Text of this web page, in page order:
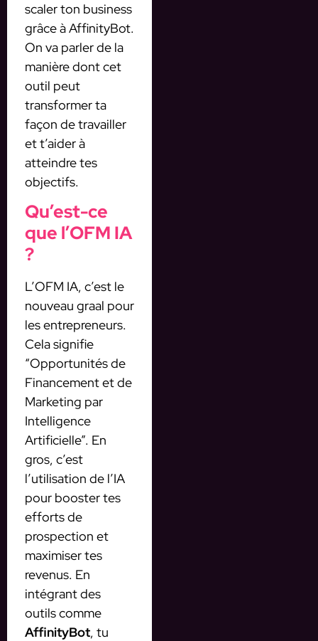
scaler ton business
grâce à AffinityBot.
On va parler de la
manière dont cet
outil peut
transformer ta
façon de travailler
et t’aider à
atteindre tes
objectifs.
Qu’est-ce
que l’OFM IA
?
L’OFM IA, c’est le
nouveau graal pour
les entrepreneurs.
Cela signifie
“Opportunités de
Financement et de
Marketing par
Intelligence
Artificielle”. En
gros, c’est
l’utilisation de l’IA
pour booster tes
efforts de
prospection et
maximiser tes
revenus. En
intégrant des
outils comme
AffinityBot, tu